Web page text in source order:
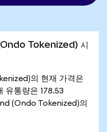
Tokenized) 시
의 현재 가격은
유통량은 178.53
(Ondo Tokenized)의